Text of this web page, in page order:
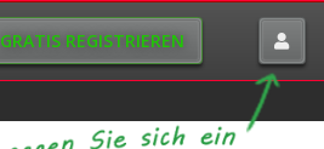
GRATIS REGISTRIEREN